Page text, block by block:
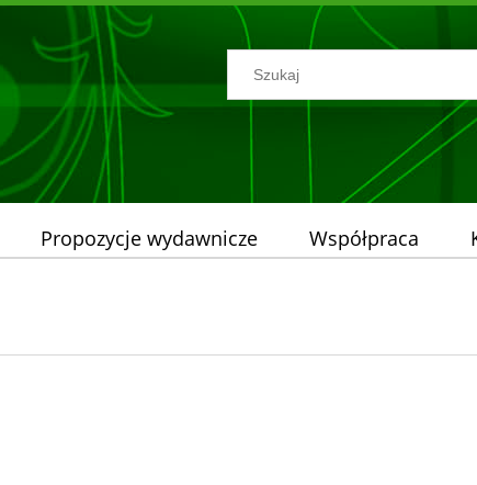
Propozycje wydawnicze Współpraca